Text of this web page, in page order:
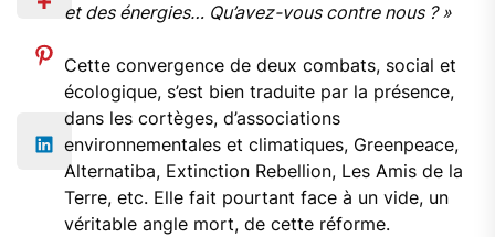
et des énergies… Qu’avez-vous contre nous ? »
Cette convergence de deux combats, social et
écologique, s’est bien traduite par la présence,
dans les cortèges, d’associations
environnementales et climatiques, Greenpeace,
Alternatiba, Extinction Rebellion, Les Amis de la
Terre, etc. Elle fait pourtant face à un vide, un
véritable angle mort, de cette réforme.